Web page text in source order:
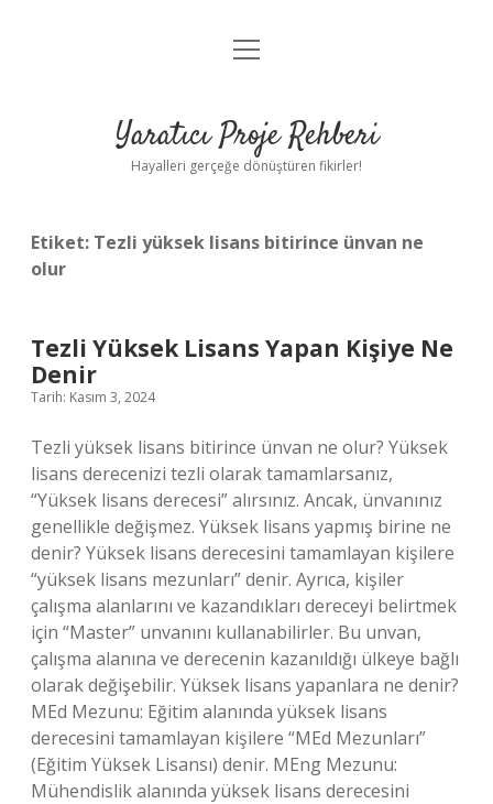
Anasayfa
Yasal Uyarı
menüyü
Yaratıcı Proje Rehberi
Hayalleri gerçeğe dönüştüren fikirler!
Etiket: Tezli yüksek lisans bitirince ünvan ne
olur
Tezli Yüksek Lisans Yapan Kişiye Ne
Denir
Tarih: Kasım 3, 2024
Tezli yüksek lisans bitirince ünvan ne olur? Yüksek
lisans derecenizi tezli olarak tamamlarsanız,
“Yüksek lisans derecesi” alırsınız. Ancak, ünvanınız
genellikle değişmez. Yüksek lisans yapmış birine ne
denir? Yüksek lisans derecesini tamamlayan kişilere
“yüksek lisans mezunları” denir. Ayrıca, kişiler
çalışma alanlarını ve kazandıkları dereceyi belirtmek
için “Master” unvanını kullanabilirler. Bu unvan,
çalışma alanına ve derecenin kazanıldığı ülkeye bağlı
olarak değişebilir. Yüksek lisans yapanlara ne denir?
MEd Mezunu: Eğitim alanında yüksek lisans
derecesini tamamlayan kişilere “MEd Mezunları”
(Eğitim Yüksek Lisansı) denir. MEng Mezunu:
Mühendislik alanında yüksek lisans derecesini